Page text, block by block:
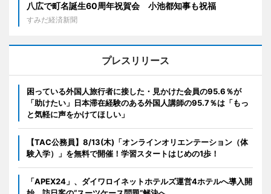
八広で町名誕生60周年祝賀会 小池都知事も祝福
すみだ経済新聞
プレスリリース
困っている外国人旅行者に接した・見かけた会員の95.6％が
「助けたい」日本滞在経験のある外国人講師の95.7％は「もっ
と気軽に声をかけてほしい」
【TAC公務員】8/13(木)「オンラインオリエンテーション（体
験入学）」を無料で開催！学習スタートはじめの1歩！
「APEX24」、ダイワロイネットホテルズ運営4ホテルへ導入開